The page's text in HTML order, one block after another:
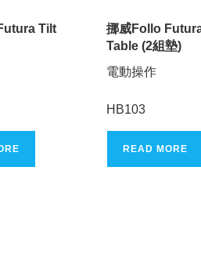
Tilt
挪威Follo
Table (2組墊)
電動操作
HB103
READ MORE